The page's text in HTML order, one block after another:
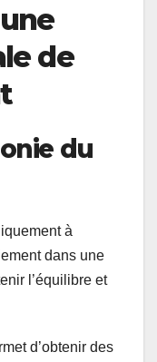
de
du
à
dans une
l’équilibre et
d’obtenir des